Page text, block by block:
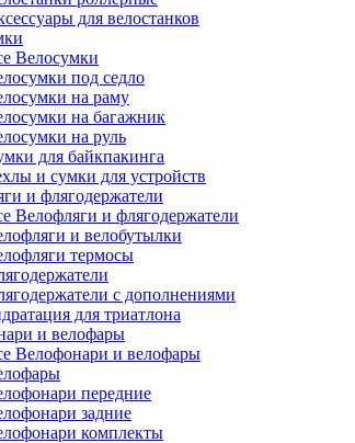
для велостанков
Велосумки
под седло
на раму
на багажник
на руль
для байкпакинга
и сумки для устройств
и флягодержатели
Велофляги и флягодержатели
и велобутылки
термосы
с дополнениями
для триатлона
и велофары
Велофонари и велофары
передние
задние
комплекты